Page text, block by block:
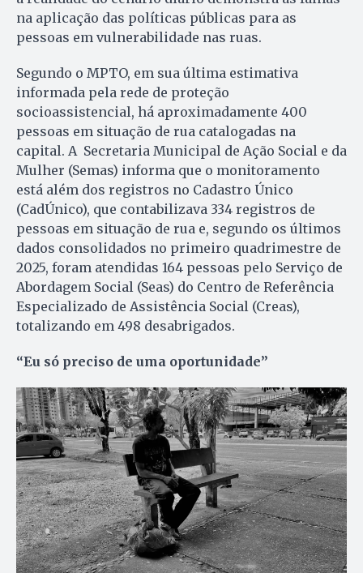
na aplicação das políticas públicas para as
pessoas em vulnerabilidade nas ruas.
Segundo o MPTO, em sua última estimativa
informada pela rede de proteção
socioassistencial, há aproximadamente 400
pessoas em situação de rua catalogadas na
capital. A Secretaria Municipal de Ação Social e da
Mulher (Semas) informa que o monitoramento
está além dos registros no Cadastro Único
(CadÚnico), que contabilizava 334 registros de
pessoas em situação de rua e, segundo os últimos
dados consolidados no primeiro quadrimestre de
2025, foram atendidas 164 pessoas pelo Serviço de
Abordagem Social (Seas) do Centro de Referência
Especializado de Assistência Social (Creas),
totalizando em 498 desabrigados.
“Eu só preciso de uma oportunidade”